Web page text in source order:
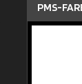
PMS-